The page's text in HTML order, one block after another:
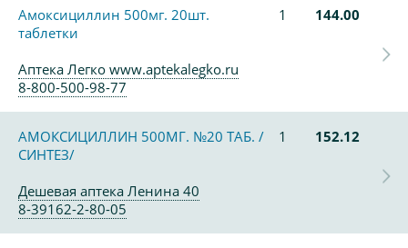
Амоксициллин 500мг. 20шт.
таблетки
1 144.00
Аптека Легко www.aptekalegko.ru
8-800-500-98-77
АМОКСИЦИЛЛИН 500МГ. №20 ТАБ. /
СИНТЕЗ/
1 152.12
Дешевая аптека Ленина 40
8-39162-2-80-05